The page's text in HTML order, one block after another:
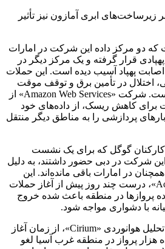
زیرساخت‌های ابری آمازون نیز تأثیر
دو مرکز داده این شرکت در امارات
قرار گرفته و یک مرکز دیگر در
پهپاد آسیب دیده است. این حملات
در تأمین برق و توقف موقت
برخی خدمات ابری شده است. شرکت «Amazon Web Services» از
برای کاهش ریسک، از داده‌های خود
بارهای پردازشی را به مناطق دیگر منتقل
کارکنان گوگل که برای یک نشست
شرکت در دبی حضور داشتند، به دلیل
در امارات باقی مانده‌اند. این
نشست با عنوان «Accelerate»، درست چند روز پیش از آغاز حملات
پروازها در منطقه باعث شده خروج
با دشواری مواجه شود.
بر اساس داده‌های شرکت تحلیل هوانوردی «Cirium»، از زمان آغاز
هزار پرواز در منطقه غرب آسیا لغو